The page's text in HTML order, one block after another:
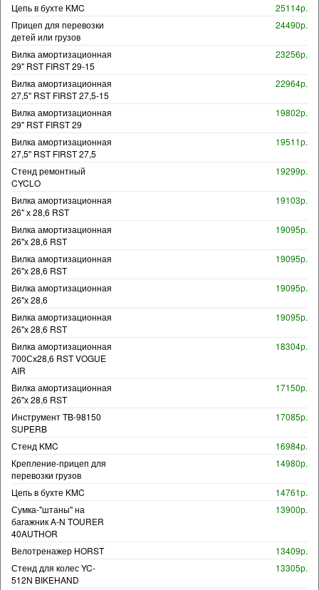
Цепь в бухте KMC
25114р.
Прицеп для перевозки
детей или грузов
24490р.
Вилка амортизационная
29" RST FIRST 29-15
23256р.
Вилка амортизационная
27,5" RST FIRST 27,5-15
22964р.
Вилка амортизационная
29" RST FIRST 29
19802р.
Вилка амортизационная
27,5" RST FIRST 27,5
19511р.
Стенд ремонтный
CYCLO
19299р.
Вилка амортизационная
26" х 28,6 RST
19103р.
Вилка амортизационная
26"х 28,6 RST
19095р.
Вилка амортизационная
26"х 28,6 RST
19095р.
Вилка амортизационная
26"х 28,6
19095р.
Вилка амортизационная
26"х 28,6 RST
19095р.
Вилка амортизационная
700Сх28,6 RST VOGUE
AIR
18304р.
Вилка амортизационная
26"х 28,6 RST
17150р.
Инструмент TB-98150
SUPERB
17085р.
Стенд KMC
16984р.
Крепление-прицеп для
перевозки грузов
14980р.
Цепь в бухте KMC
14761р.
Сумка-"штаны" на
багажник A-N TOURER
40AUTHOR
13900р.
Велотренажер HORST
13409р.
Стенд для колес YC-
512N BIKEHAND
13305р.